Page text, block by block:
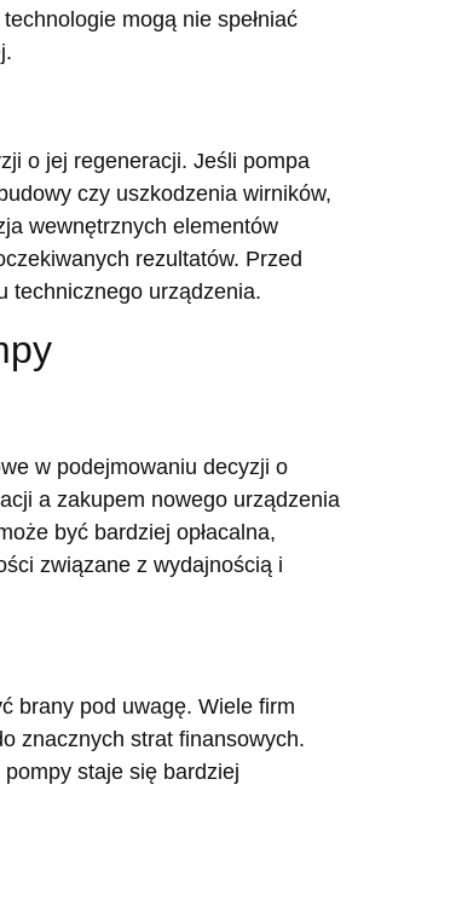
mogą nie spełniać
o jej regeneracji. Jeśli pompa
czy uszkodzenia wirników,
wewnętrznych elementów
rezultatów. Przed
technicznego urządzenia.
w podejmowaniu decyzji o
a zakupem nowego urządzenia
być bardziej opłacalna,
związane z wydajnością i
brany pod uwagę. Wiele firm
znacznych strat finansowych.
staje się bardziej